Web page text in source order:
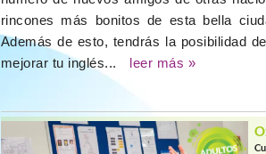
rincones más bonitos de esta bella
Además de esto, tendrás la posibilidad
mejorar tu inglés...
leer más »